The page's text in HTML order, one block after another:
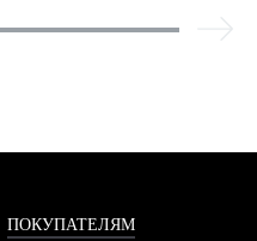
ПОКУПАТЕЛЯМ